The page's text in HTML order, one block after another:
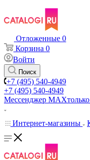
Отложенные 0
Корзина 0
Войти
Поиск
+7 (495) 540-4949
+7 (495) 540-4949
Мессенджер МАХ
Интернет-магазины